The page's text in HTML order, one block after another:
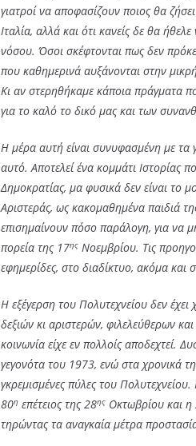
γιατροί να αποφασίζουν ποιος θα
Ιταλία, αλλά και ότι κανείς δε θα
νόσου. Όσοι σκέφτονται πως δεν
που καθημερινά αυξάνονται στην
Κι αν στερηθήκαμε κάποια πράγματα
για το καλό το δικό μας και των
Η μέρα αυτή είναι συνυφασμένη με τα
αυτό. Αποτελεί ένα κομμάτι Ιστορίας
Δημοκρατίας, μα φυσικά δεν είναι το
Αριστεράς, ως κακομαθημένα παιδιά
επισημαίνουν πόσο παράλογη, για να
πορεία της 17ης Νοεμβρίου. Τις
εφημερίδες, στο διαδίκτυο, ακόμα και
Η εξέγερση του Πολυτεχνείου δεν έχει
δεξιών κι αριστερών, φιλελεύθερων
κοινωνία είχε εν πολλοίς αποδεχτεί.
γεγονότα του 1973, ενώ στα χρονικά
γκρεμισμένες πύλες του
80η επέτειος της 28ης Οκτωβρίου και η
τηρώντας τα αναγκαία μέτρα